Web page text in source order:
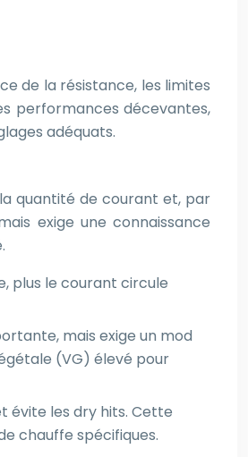
de la résistance, les limites
performances décevantes,
adéquats.
quantité de courant et, par
exige une connaissance
plus le courant circule
mais exige un mod
(VG) élevé pour
évite les dry hits. Cette
chauffe spécifiques.